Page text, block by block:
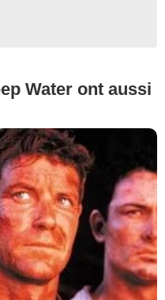
Water ont aussi